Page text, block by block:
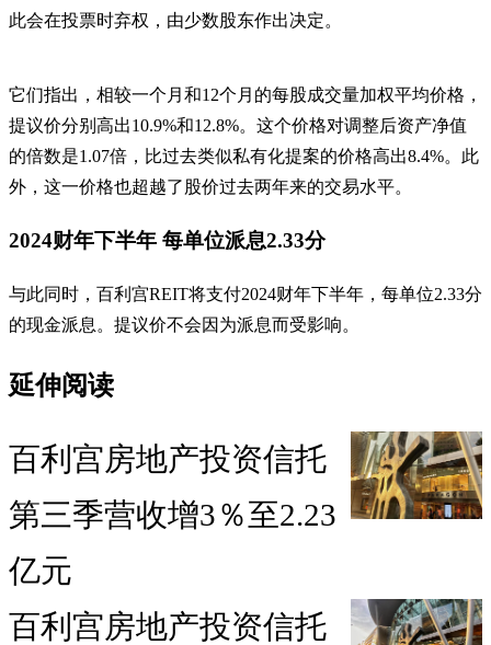
此会在投票时弃权，由少数股东作出决定。
它们指出，相较一个月和12个月的每股成交量加权平均价格，
提议价分别高出10.9%和12.8%。这个价格对调整后资产净值
的倍数是1.07倍，比过去类似私有化提案的价格高出8.4%。此
外，这一价格也超越了股价过去两年来的交易水平。
2024财年下半年 每单位派息2.33分
与此同时，百利宫REIT将支付2024财年下半年，每单位2.33分
的现金派息。提议价不会因为派息而受影响。
延伸阅读
百利宫房地产投资信托
第三季营收增3％至2.23
亿元
百利宫房地产投资信托